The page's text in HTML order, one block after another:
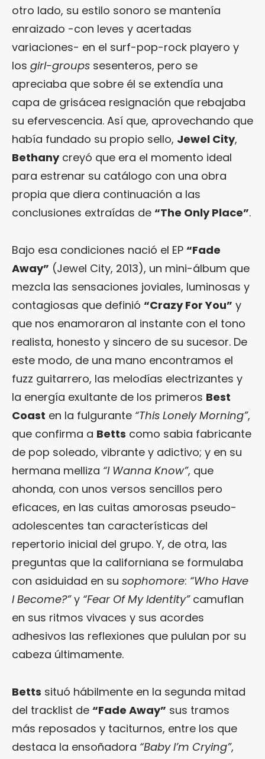
otro lado, su estilo sonoro se mantenía
enraizado -con leves y acertadas
variaciones- en el surf-pop-rock playero y
los girl-groups sesenteros, pero se
apreciaba que sobre él se extendía una
capa de grisácea resignación que rebajaba
su efervescencia. Así que, aprovechando que
había fundado su propio sello, Jewel City,
Bethanycreyó que era el momento ideal
para estrenar su catálogo con una obra
propia que diera continuación a las
conclusiones extraídas de “The Only Place”.
Bajo esa condiciones nació el EP “Fade
Away” (Jewel City, 2013), un mini-álbum que
mezcla las sensaciones joviales, luminosas y
contagiosas que definió “Crazy For You” y
que nos enamoraron al instante con el tono
realista, honesto y sincero de su sucesor. De
este modo, de una mano encontramos el
fuzz guitarrero, las melodías electrizantes y
la energía exultante de los primeros Best
Coast en la fulgurante “This Lonely Morning”,
que confirma a Betts como sabia fabricante
de pop soleado, vibrante y adictivo; y en su
hermana melliza “I Wanna Know”, que
ahonda, con unos versos sencillos pero
eficaces, en las cuitas amorosas pseudo-
adolescentes tan características del
repertorio inicial del grupo. Y, de otra, las
preguntas que la californiana se formulaba
con asiduidad en su sophomore: “Who Have
I Become?”y “Fear Of My Identity”camuflan
en sus ritmos vivaces y sus acordes
adhesivos las reflexiones que pululan por su
cabeza últimamente.
Betts situó hábilmente en la segunda mitad
del tracklist de “Fade Away” sus tramos
más reposados y taciturnos, entre los que
destaca la ensoñadora “Baby I’m Crying”,